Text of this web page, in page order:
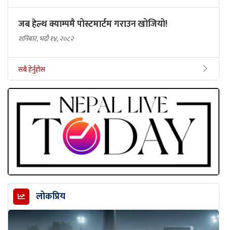
जब हेल्थ क्याम्पमै पोस्टमार्टम गराउन खोजियो!
शनिबार, भदौ १४, २०८२
सबै हेर्नुहोस
लोकप्रिय